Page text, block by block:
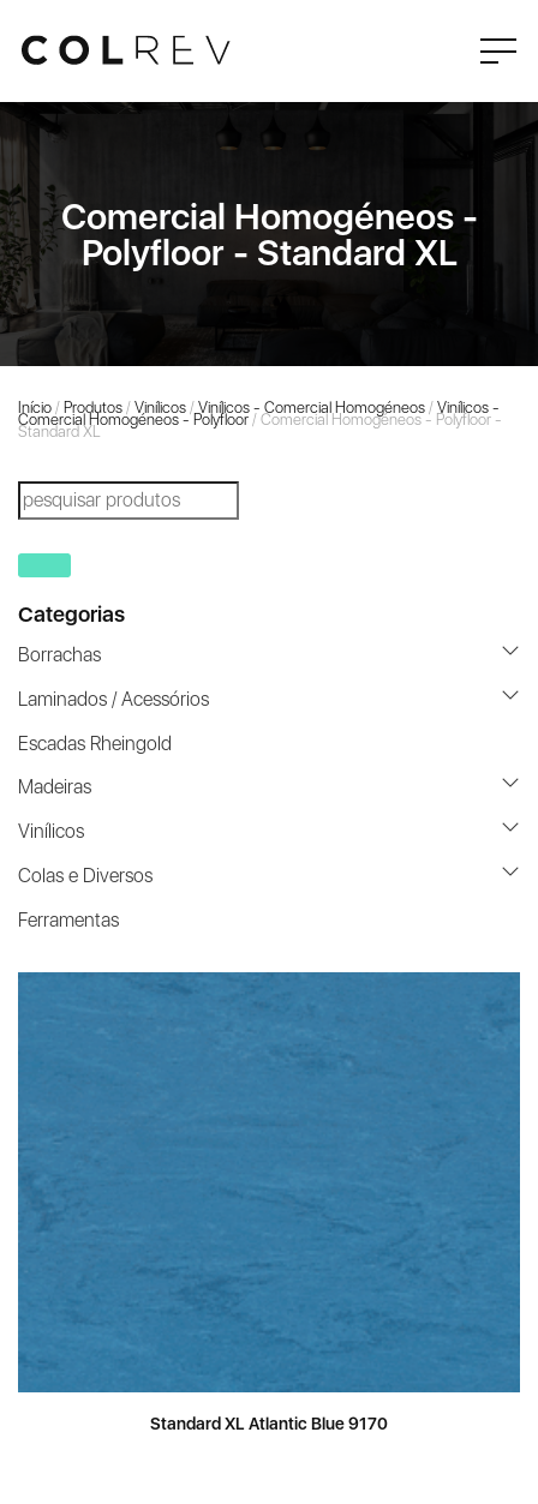
Comercial Homogéneos -
Polyfloor - Standard XL
Início / Produtos / Vinílicos / Vinílicos - Comercial Homogéneos / Vinílicos -
Comercial Homogéneos - Polyfloor / Comercial Homogéneos - Polyfloor -
Standard XL
Products
search
Categorias
Borrachas
Laminados / Acessórios
Escadas Rheingold
Madeiras
Vinílicos
Colas e Diversos
Ferramentas
Standard XL Atlantic Blue 9170